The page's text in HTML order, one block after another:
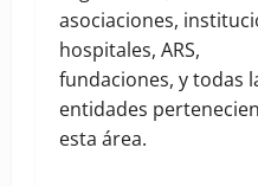
asociaciones,
hospitales, ARS,
fundaciones, y todas
entidades
esta área.